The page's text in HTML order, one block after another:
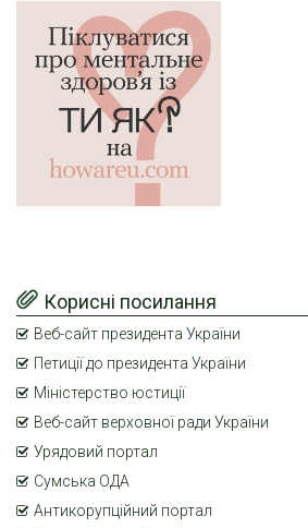
Корисні посилання
Веб-сайт президента України
Петиції до президента України
Міністерство юстиції
Веб-сайт верховної ради України
Урядовий портал
Сумська ОДА
Антикорупційний портал